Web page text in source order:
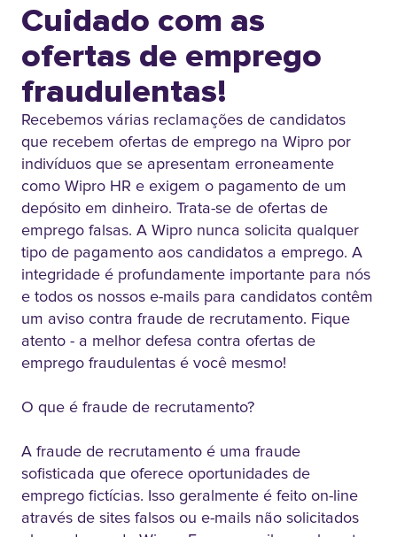
Cuidado com as
ofertas de emprego
fraudulentas!
Recebemos várias reclamações de candidatos
que recebem ofertas de emprego na Wipro por
indivíduos que se apresentam erroneamente
como Wipro HR e exigem o pagamento de um
depósito em dinheiro. Trata-se de ofertas de
emprego falsas. A Wipro nunca solicita qualquer
tipo de pagamento aos candidatos a emprego. A
integridade é profundamente importante para nós
e todos os nossos e-mails para candidatos contêm
um aviso contra fraude de recrutamento. Fique
atento - a melhor defesa contra ofertas de
emprego fraudulentas é você mesmo!
O que é fraude de recrutamento?
A fraude de recrutamento é uma fraude
sofisticada que oferece oportunidades de
emprego fictícias. Isso geralmente é feito on-line
através de sites falsos ou e-mails não solicitados